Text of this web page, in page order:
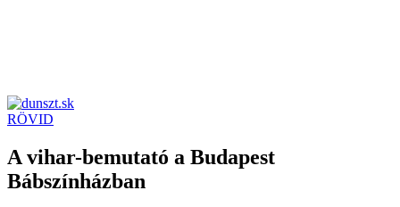
RÖVID
A vihar-bemutató a Budapest
Bábszínházban